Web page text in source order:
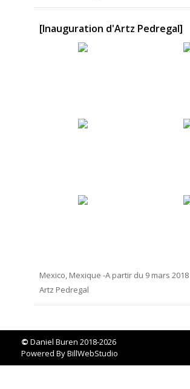
[Inauguration d'Artz Pedregal]
Mexico, Mexique -A partir du 9 mars 2018
Artz Pedregal
© Daniel Buren 2018-2026
Powered ByBillWebStudio